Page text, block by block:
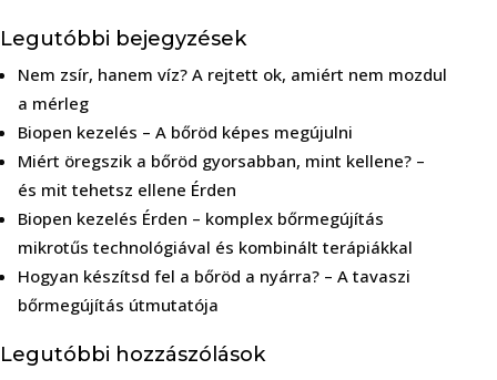
Legutóbbi bejegyzések
Nem zsír, hanem víz? A rejtett ok, amiért nem mozdul
a mérleg
Biopen kezelés – A bőröd képes megújulni
Miért öregszik a bőröd gyorsabban, mint kellene? –
és mit tehetsz ellene Érden
Biopen kezelés Érden – komplex bőrmegújítás
mikrotűs technológiával és kombinált terápiákkal
Hogyan készítsd fel a bőröd a nyárra? – A tavaszi
bőrmegújítás útmutatója
Legutóbbi hozzászólások